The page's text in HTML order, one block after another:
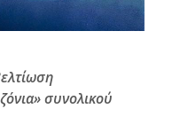
συνολικού